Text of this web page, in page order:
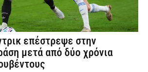
επέστρεψε στην
μετά από δύο χρόνια